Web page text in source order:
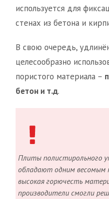
используется для
стенах из бетона и
В свою очередь,
целесообразно
пористого материала –
бетон и т.д.
Плиты полистирольного
обладают одним весомым
высокая горючесть
производители смогли